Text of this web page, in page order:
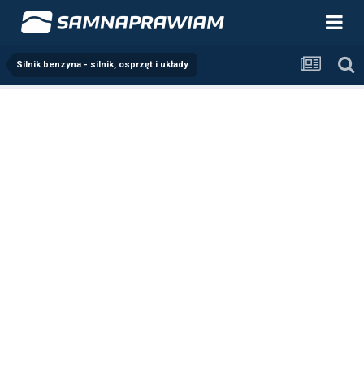
Silnik benzyna - silnik, osprzęt i układy